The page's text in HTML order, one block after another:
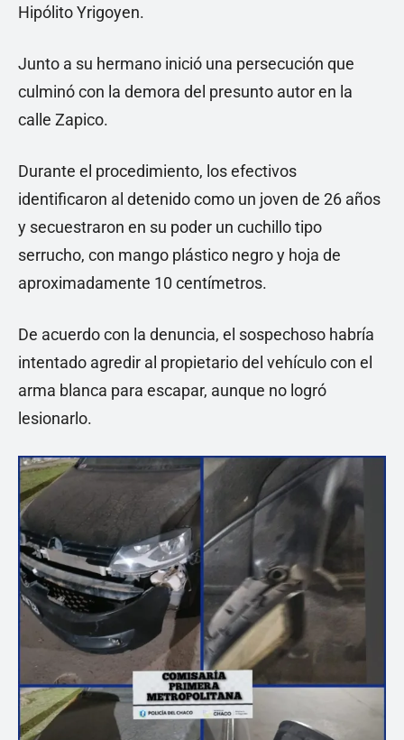
Hipólito Yrigoyen.
Junto a su hermano inició una persecución que
culminó con la demora del presunto autor en la
calle Zapico.
Durante el procedimiento, los efectivos
identificaron al detenido como un joven de 26 años
y secuestraron en su poder un cuchillo tipo
serrucho, con mango plástico negro y hoja de
aproximadamente 10 centímetros.
De acuerdo con la denuncia, el sospechoso habría
intentado agredir al propietario del vehículo con el
arma blanca para escapar, aunque no logró
lesionarlo.